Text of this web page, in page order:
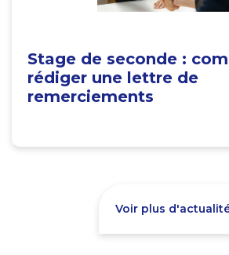
Stage de seconde :
rédiger une lettre de
remerciements
Voir plus